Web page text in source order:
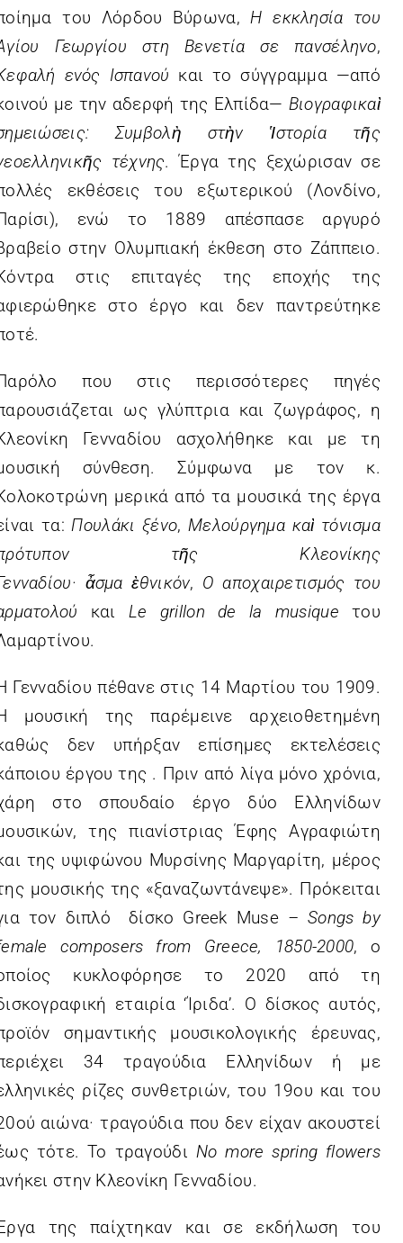
του Λόρδου Βύρωνα,Η εκκλησία του
Γεωργίου στη Βενετία σε πανσέληνο,
ενός Ισπανού και το σύγγραμμα —από
με την αδερφή της Ελπίδα— Βιογραφικαὶ
Συμβολὴ στὴν Ἱστορία τῆς
τέχνης. Έργα της ξεχώρισαν σε
εκθέσεις του εξωτερικού (Λονδίνο,
ενώ το 1889 απέσπασε αργυρό
στην Ολυμπιακή έκθεση στο Ζάππειο.
στις επιταγές της εποχής της
στο έργο και δεν παντρεύτηκε
που στις περισσότερες πηγές
ως γλύπτρια και ζωγράφος, η
Γενναδίου ασχολήθηκε και με τη
σύνθεση. Σύμφωνα με τον κ.
μερικά από τα μουσικά της έργα
τα:Πουλάκι ξένο,Μελούργημα καὶ τόνισμα
τῆς Κλεονίκης
ἆσμα ὲθνικόν, Ο αποχαιρετισμός του
καιLe grillon de la musique του
Γενναδίου πέθανε στις 14 Μαρτίου του 1909.
μουσική της παρέμεινε αρχειοθετημένη
δεν υπήρξαν επίσημες εκτελέσεις
έργου της . Πριν από λίγα μόνο χρόνια,
στο σπουδαίο έργο δύο Ελληνίδων
της πιανίστριας Έφης Αγραφιώτη
της υψιφώνου Μυρσίνης Μαργαρίτη, μέρος
μουσικής της «ξαναζωντάνεψε». Πρόκειται
τον διπλό δίσκο Greek Muse – Songs by
composers from Greece, 1850-2000, ο
κυκλοφόρησε το 2020 από τη
εταιρία ‘Ίριδα’. Ο δίσκος αυτός,
σημαντικής μουσικολογικής έρευνας,
34 τραγούδια Ελληνίδων ή με
ρίζες συνθετριών, του 19ου και του
αιώνα· τραγούδια που δεν είχαν ακουστεί
τότε. Το τραγούδι No more spring flowers
στην Κλεονίκη Γενναδίου.
της παίχτηκαν και σε εκδήλωση του